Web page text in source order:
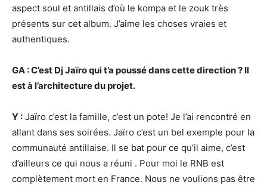
aspect soul et antillais d’où le kompa et le zouk très
présents sur cet album. J’aime les choses vraies et
authentiques.
GA : C’est Dj Jaïro qui t’a poussé dans cette direction ? Il
est à l’architecture du projet.
Y : Jaïro c’est la famille, c’est un pote! Je l’ai rencontré en
allant dans ses soirées. Jaïro c’est un bel exemple pour la
communauté antillaise. Il se bat pour ce qu’il aime, c’est
d’ailleurs ce qui nous a réuni . Pour moi le RNB est
complètement mort en France. Nous ne voulions pas être